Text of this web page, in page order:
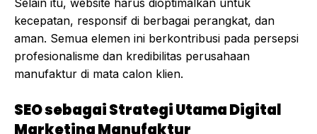
Selain itu, website harus dioptimalkan untuk
kecepatan, responsif di berbagai perangkat, dan
aman. Semua elemen ini berkontribusi pada persepsi
profesionalisme dan kredibilitas perusahaan
manufaktur di mata calon klien.
SEO sebagai Strategi Utama Digital